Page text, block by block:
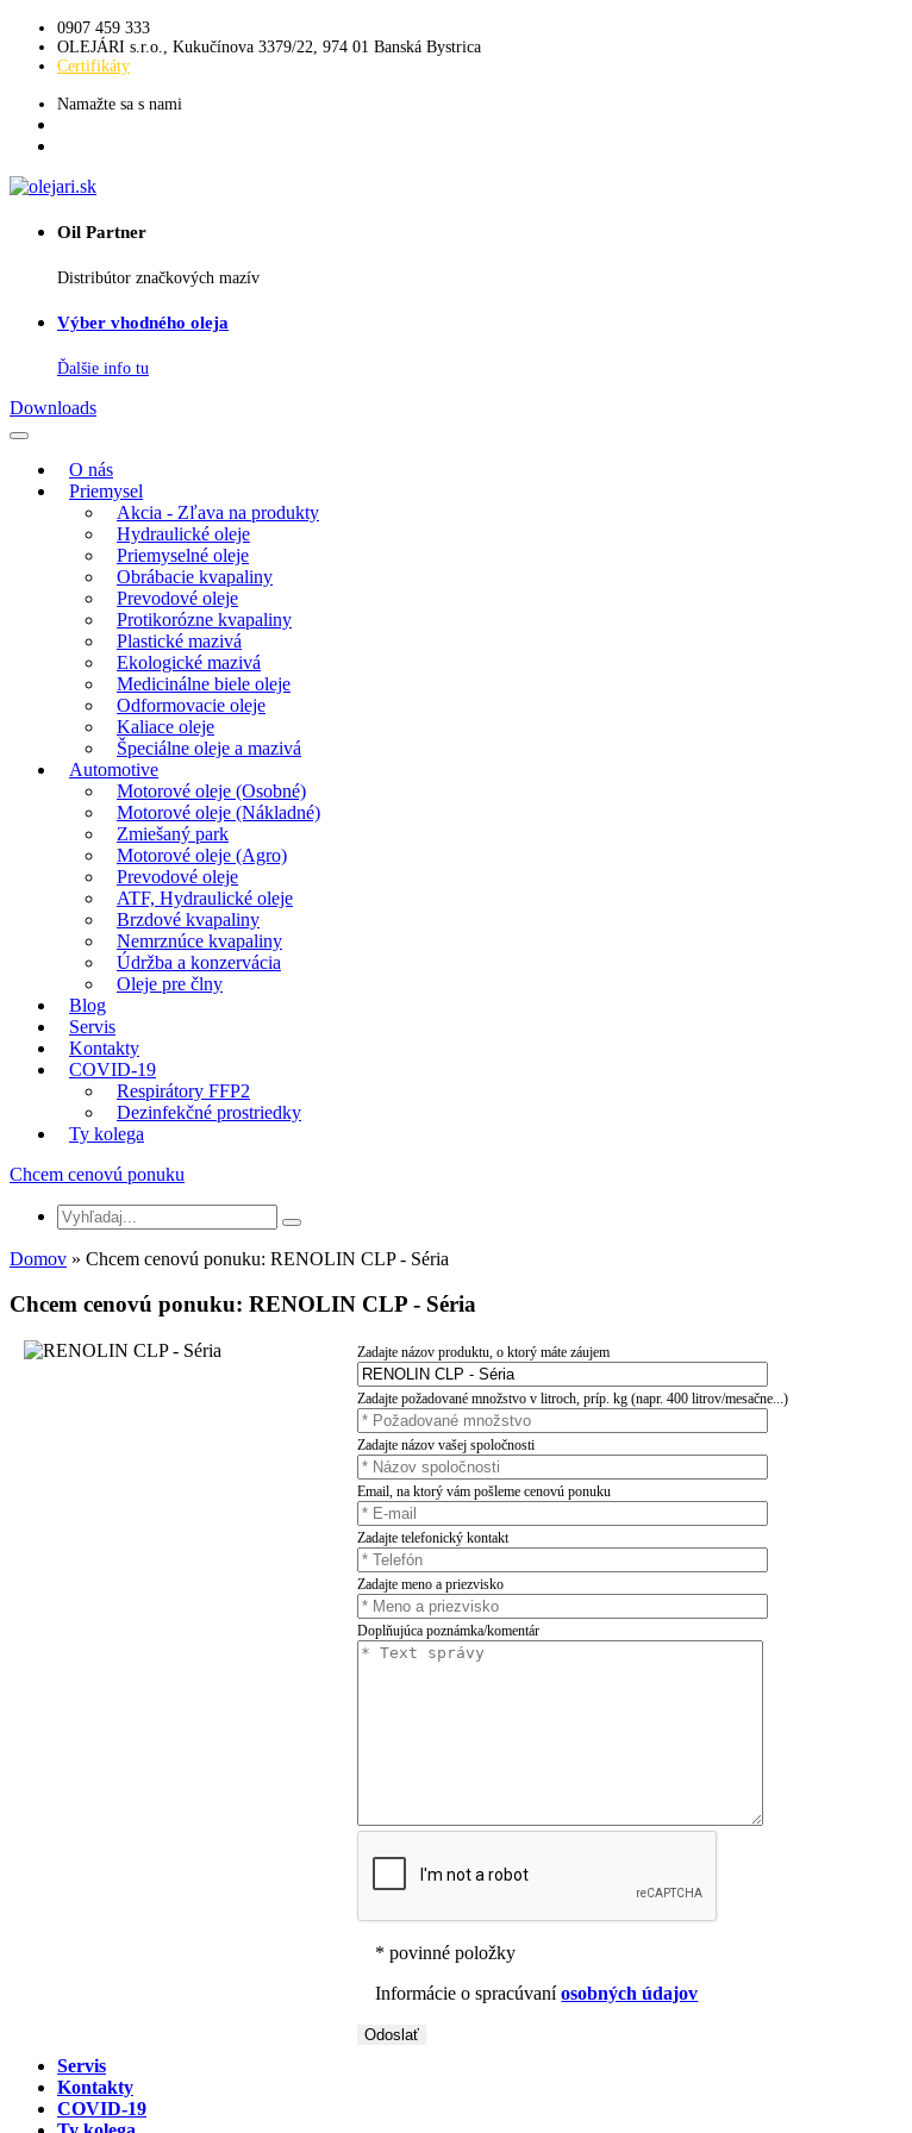
0907 459 333
OLEJÁRI s.r.o., Kukučínova 3379/22, 974 01 Banská Bystrica
Certifikáty
Namažte sa s nami
Oil Partner
Distribútor značkových mazív
Výber vhodného oleja
Ďalšie info tu
Downloads
O nás
Priemysel
Akcia - Zľava na produkty
Hydraulické oleje
Priemyselné oleje
Obrábacie kvapaliny
Prevodové oleje
Protikorózne kvapaliny
Plastické mazivá
Ekologické mazivá
Medicinálne biele oleje
Odformovacie oleje
Kaliace oleje
Špeciálne oleje a mazivá
Automotive
Motorové oleje (Osobné)
Motorové oleje (Nákladné)
Zmiešaný park
Motorové oleje (Agro)
Prevodové oleje
ATF, Hydraulické oleje
Brzdové kvapaliny
Nemrznúce kvapaliny
Údržba a konzervácia
Oleje pre člny
Blog
Servis
Kontakty
COVID-19
Respirátory FFP2
Dezinfekčné prostriedky
Ty kolega
Chcem cenovú ponuku
Domov » Chcem cenovú ponuku: RENOLIN CLP - Séria
Chcem cenovú ponuku: RENOLIN CLP - Séria
Zadajte názov produktu, o ktorý máte záujem
Zadajte požadované množstvo v litroch, príp. kg (napr. 400 litrov/mesačne...)
Zadajte názov vašej spoločnosti
Email, na ktorý vám pošleme cenovú ponuku
Zadajte telefonický kontakt
Zadajte meno a priezvisko
Doplňujúca poznámka/komentár
* povinné položky
Informácie o spracúvaníosobných údajov
Servis
Kontakty
COVID-19